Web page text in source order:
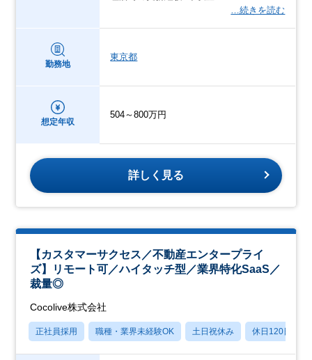
…続きを読む
勤務地
東京都
想定年収
504～800万円
詳しく見る
【カスタマーサクセス／不動産エンタープライ
ズ】リモート可／ハイタッチ型／業界特化SaaS／
裁量◎
Cocolive株式会社
正社員採用 職種・業界未経験OK 土日祝休み 休日120日以上